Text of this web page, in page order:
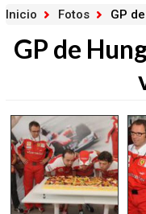
Inicio Fotos GP
GP de